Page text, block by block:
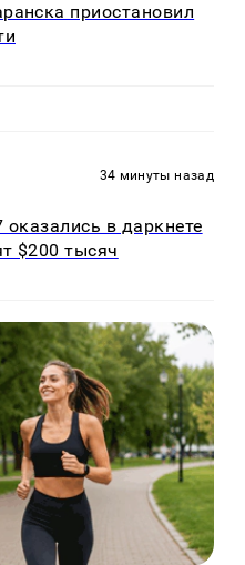
приостановил
34 минуты назад
в даркнете
$200 тысяч